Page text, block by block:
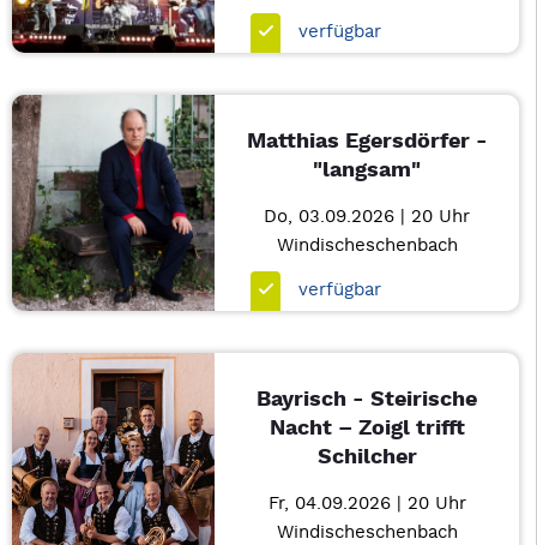
verfügbar
Matthias Egersdörfer -
"langsam"
Do, 03.09.2026 | 20 Uhr
Windischeschenbach
verfügbar
Bayrisch - Steirische
Nacht – Zoigl trifft
Schilcher
Fr, 04.09.2026 | 20 Uhr
Windischeschenbach